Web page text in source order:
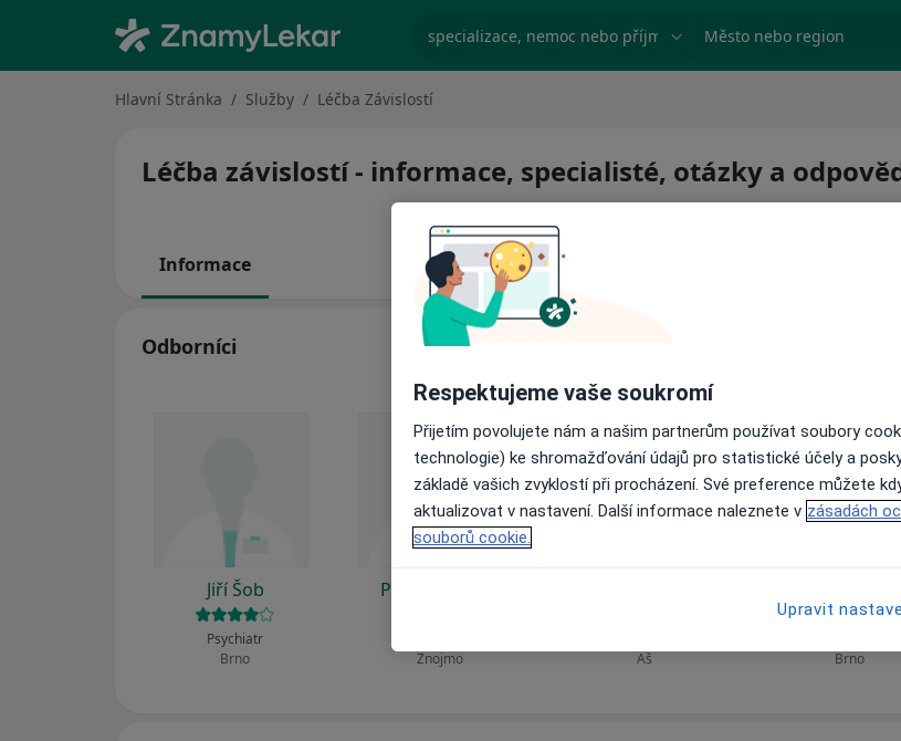
specializace, nemoc nebo příjmení Město nebo region
Hlavní Stránka Služby Léčba Závislostí
Léčba závislostí - informace, specialisté, otázky a
Informace
Odborníci
Jiří Šob
Psychiatr
Brno
Petra Kvačová
Znojmo
Aš
Brno
Respektujeme vaše soukromí
Přijetím povolujete nám a našim partnerům používat soubory
technologie) ke shromažďování údajů pro statistické účely a
základě vašich zvyklostí při procházení. Své preference můžete
aktualizovat v nastavení. Další informace naleznete v zásadách
souborů cookie.
Upravit